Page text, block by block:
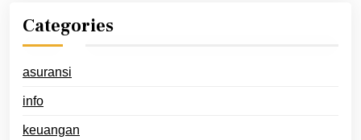
Categories
asuransi
info
keuangan